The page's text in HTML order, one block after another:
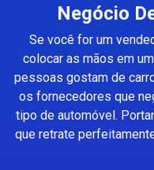
Negócio
Se você for um
colocar as mãos em
pessoas gostam de
os fornecedores que
tipo de automóvel.
que retrate